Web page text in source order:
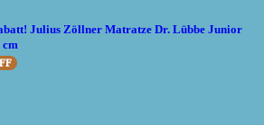
Julius Zöllner Matratze Dr. Lübbe Junior
cm